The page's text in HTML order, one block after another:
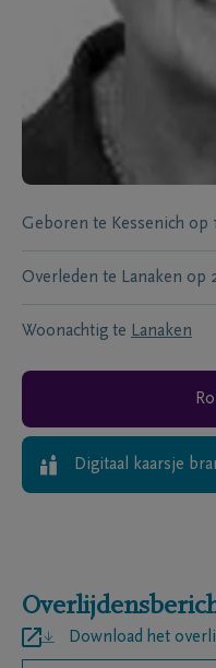
Geboren te Kessenich op
Overleden te Lanaken op
Woonachtig te Lanaken
Digitaal kaarsje
Download het